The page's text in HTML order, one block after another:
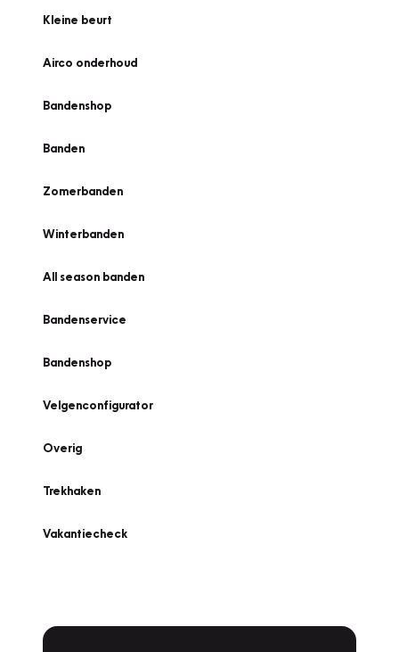
Kleine beurt
Airco onderhoud
Bandenshop
Banden
Zomerbanden
Winterbanden
All season banden
Bandenservice
Bandenshop
Velgenconfigurator
Overig
Trekhaken
Vakantiecheck